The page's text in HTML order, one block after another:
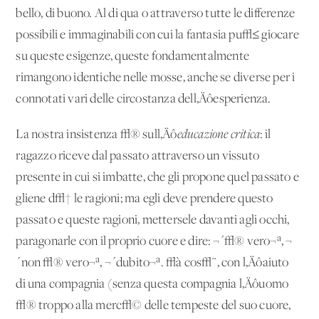
bello, di buono. Al di qua o attraverso tutte le differenze
possibili e immaginabili con cui la fantasia pu√≤ giocare
su queste esigenze, queste fondamentalmente
rimangono identiche nelle mosse, anche se diverse per i
connotati vari delle circostanza dell‚Äôesperienza.
La nostra insistenza √® sull‚Äôeducazione critica: il
ragazzo riceve dal passato attraverso un vissuto
presente in cui si imbatte, che gli propone quel passato e
gliene d√† le ragioni; ma egli deve prendere questo
passato e queste ragioni, mettersele davanti agli occhi,
paragonarle con il proprio cuore e dire: ¬´√® vero¬ª, ¬
´non √® vero¬ª, ¬´dubito¬ª. √à cos√¨, con l‚Äôaiuto
di una compagnia (senza questa compagnia l‚Äôuomo
√® troppo alla merc√© delle tempeste del suo cuore,